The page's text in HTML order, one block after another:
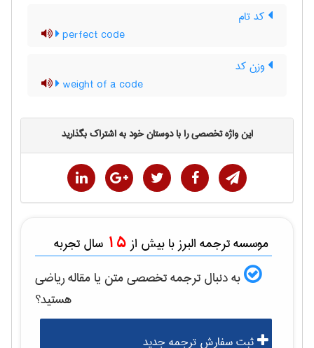
کد تام
perfect code
وزن کد
weight of a code
این واژه تخصصی را با دوستان خود به اشتراک بگذارید
موسسه ترجمه البرز با بیش از 15 سال تجربه
به دنبال ترجمه تخصصی متن یا مقالهرياضی
هستید؟
ثبت سفارش ترجمه جدید